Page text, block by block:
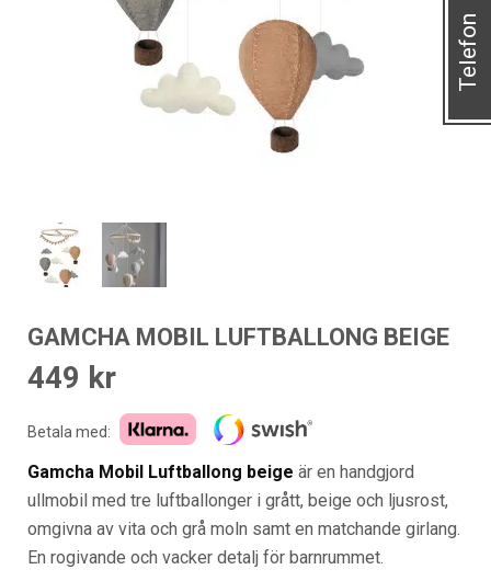
GAMCHA MOBIL LUFTBALLONG BEIGE
449 kr
Betala med:
Gamcha Mobil Luftballong beige är en handgjord
ullmobil med tre luftballonger i grått, beige och ljusrost,
omgivna av vita och grå moln samt en matchande girlang.
En rogivande och vacker detalj för barnrummet.
Telefon